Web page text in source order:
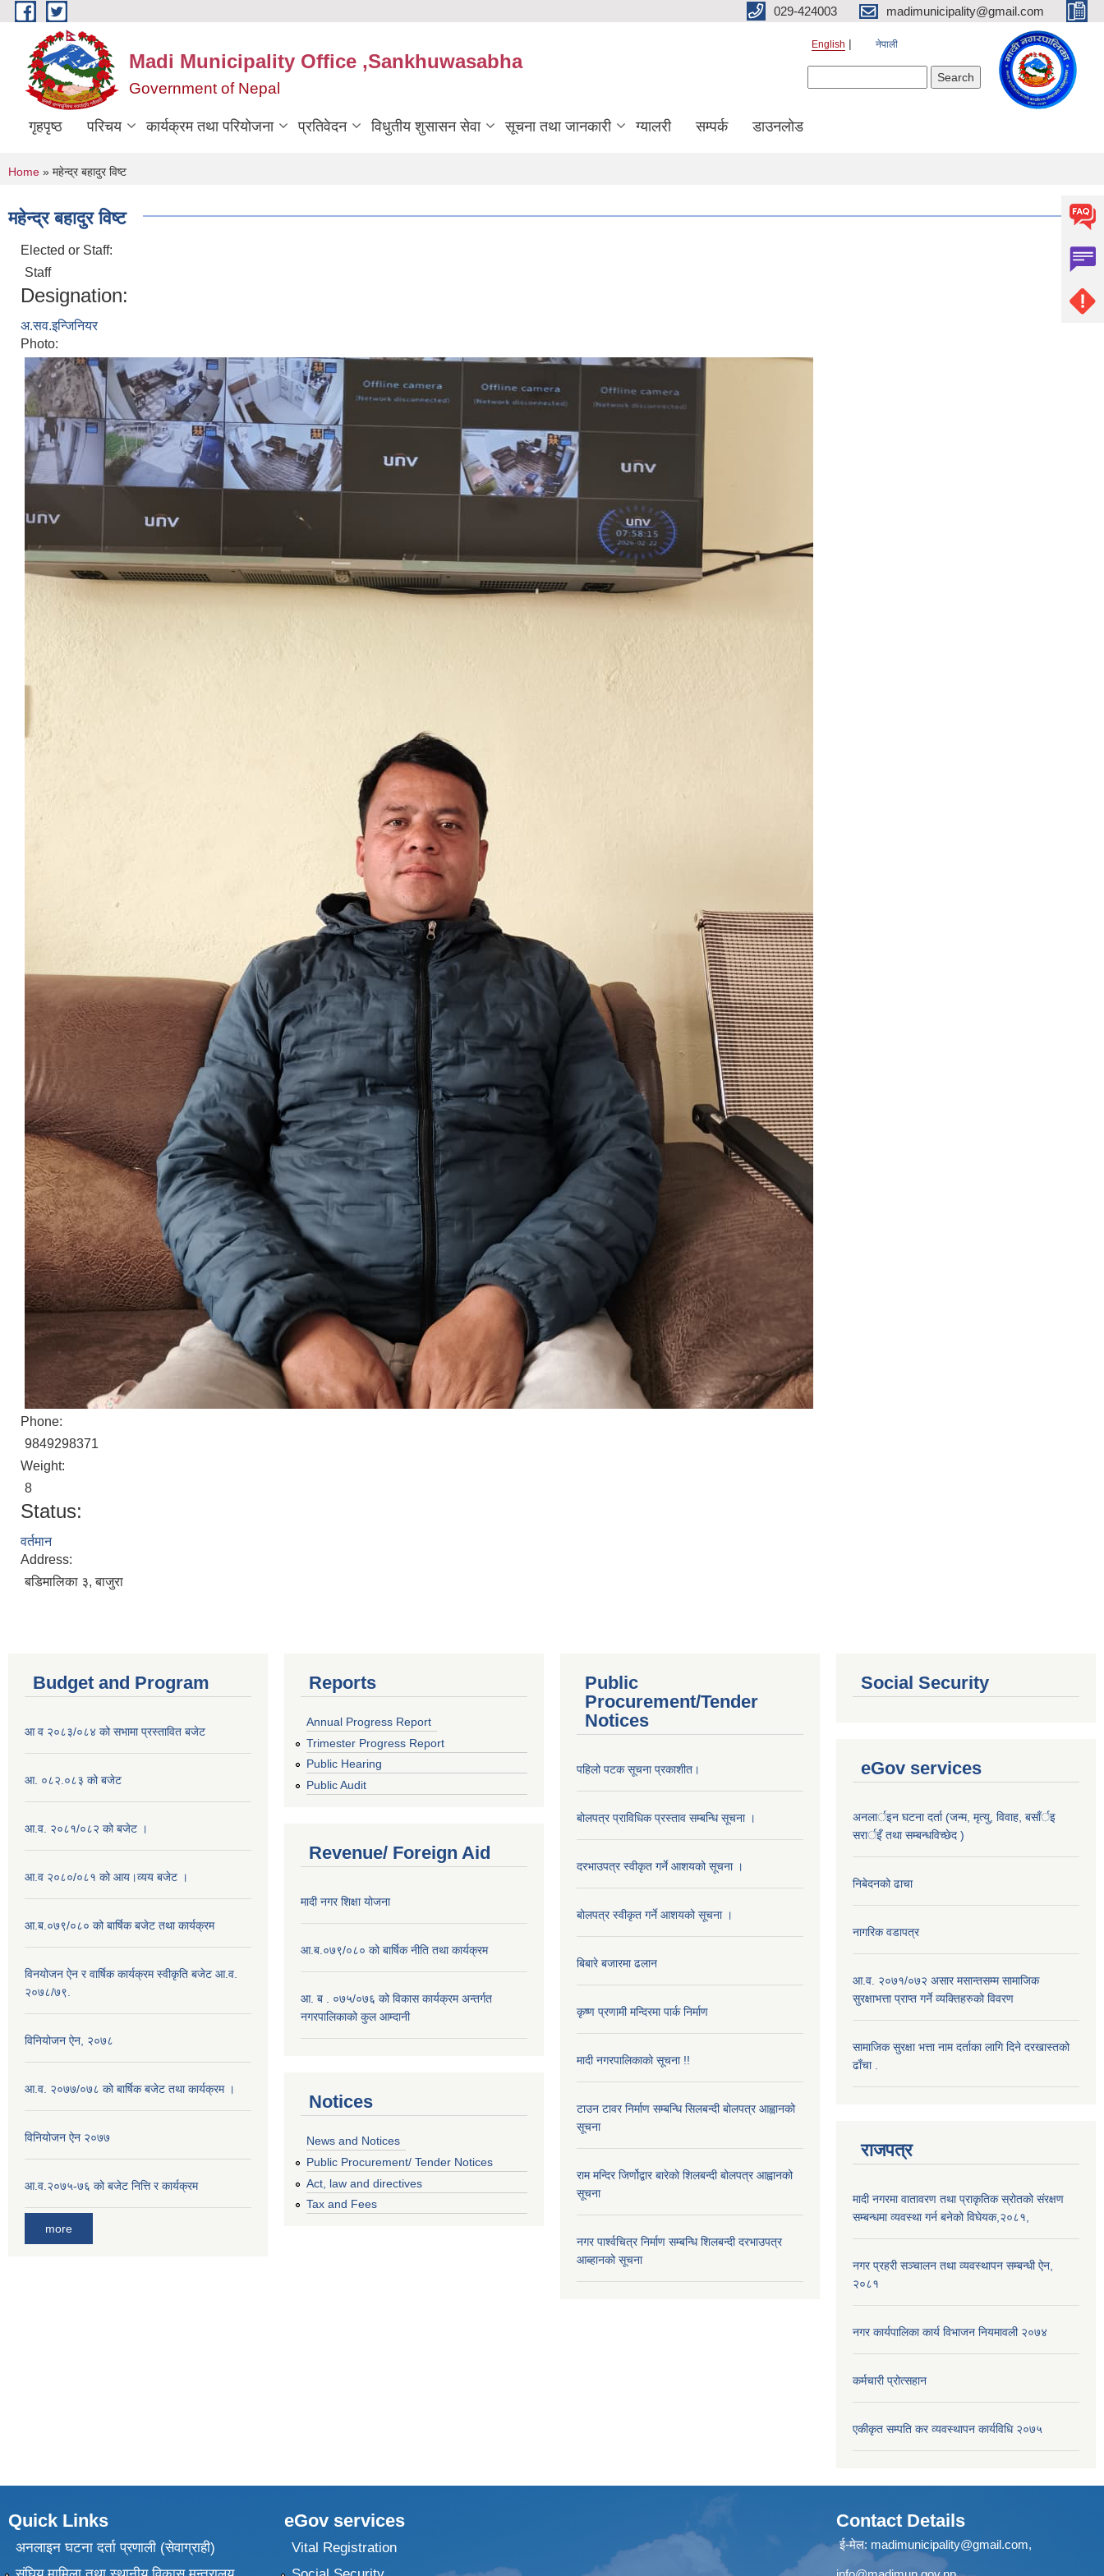
Skip to main content 029-424003 madimunicipality@gmail.com
Madi Municipality Office ,Sankhuwasabha
Government of Nepal
English नेपाली
गृहपृष्ठ परिचय कार्यक्रम तथा परियोजना प्रतिवेदन विधुतीय शुसासन सेवा सूचना तथा जानकारी ग्यालरी सम्पर्क डाउनलोड
You are here
Home » महेन्द्र बहादुर विष्‍ट
महेन्द्र बहादुर विष्‍ट
Elected or Staff:
Staff
Designation:
अ.सव.इन्जिनियर
Photo:
Phone:
9849298371
Weight:
8
Status:
वर्तमान
Address:
बडिमालिका ३, बाजुरा
Budget and Program
आ व २०८३/०८४ को सभामा प्रस्तावित बजेट
आ. ०८२.०८३ को बजेट
आ.व. २०८१/०८२ को बजेट ।
आ.व २०८०/०८१ को आय।व्यय बजेट ।
आ.ब.०७९/०८० को बार्षिक बजेट तथा कार्यक्रम
विनयोजन ऐन र वार्षिक कार्यक्रम स्वीकृति बजेट आ.व.
२०७८/७९.
विनियोजन ऐन, २०७८
आ.व. २०७७/०७८ को बार्षिक बजेट तथा कार्यक्रम ।
विनियोजन ऐन २०७७
आ.व.२०७५-७६ को बजेट नित्ति र कार्यक्रम
more
Reports
Annual Progress Report
Trimester Progress Report
Public Hearing
Public Audit
Revenue/ Foreign Aid
मादी नगर शिक्षा योजना
आ.ब.०७९/०८० को बार्षिक नीति तथा कार्यक्रम
आ. ब . ०७५/०७६ को विकास कार्यक्रम अन्तर्गत
नगरपालिकाको कुल आम्दानी
Notices
News and Notices
Public Procurement/ Tender Notices
Act, law and directives
Tax and Fees
Public
Procurement/Tender
Notices
पहिलो पटक सूचना प्रकाशीत।
बोलपत्र प्राविधिक प्रस्ताव सम्बन्धि सूचना ।
दरभाउपत्र स्वीकृत गर्ने आशयको सूचना ।
बोलपत्र स्वीकृत गर्ने आशयको सूचना ।
बिबारे बजारमा ढलान
कृष्ण प्रणामी मन्दिरमा पार्क निर्माण
मादी नगरपालिकाको सूचना !!
टाउन टावर निर्माण सम्बन्धि सिलबन्दी बोलपत्र आह्वानको
सूचना
राम मन्दिर जिर्णोद्वार बारेको शिलबन्दी बोलपत्र आह्वानको
सूचना
नगर पार्श्वचित्र निर्माण सम्बन्धि शिलबन्दी दरभाउपत्र
आब्हानको सूचना
Social Security
eGov services
अनलार्इन घटना दर्ता (जन्म, मृत्यु, विवाह, बसाँर्इ
सरार्इँ तथा सम्बन्धविच्छेद )
निबेदनको ढाचा
नागरिक वडापत्र
आ.व. २०७१/०७२ असार मसान्तसम्म सामाजिक
सुरक्षाभत्ता प्राप्त गर्ने व्यक्तिहरुको विवरण
सामाजिक सुरक्षा भत्ता नाम दर्ताका लागि दिने दरखास्तको
ढाँचा .
राजपत्र
मादी नगरमा वातावरण तथा प्राकृतिक स्रोतको संरक्षण
सम्बन्धमा व्यवस्था गर्न बनेको विघेयक,२०८१,
नगर प्रहरी सञ्चालन तथा व्यवस्थापन सम्बन्धी ऐन,
२०८१
नगर कार्यपालिका कार्य विभाजन नियमावली २०७४
कर्मचारी प्रोत्सहान
एकीकृत सम्पति कर व्यवस्थापन कार्यविधि २०७५
Quick Links
अनलाइन घटना दर्ता प्रणाली (सेवाग्राही)
eGov services
Vital Registration
Contact Details
ई-मेल: madimunicipality@gmail.com,